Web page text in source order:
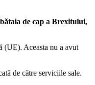
de cap a Brexitului,
(UE). Aceasta nu a avut
de către serviciile sale.